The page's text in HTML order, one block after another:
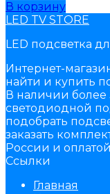
В корзину
LED TV STORE
LED подсветка
Интернет-
найти и купить
В наличии более
светодиодной
подобрать
заказать
России и
Ссылки
Главная